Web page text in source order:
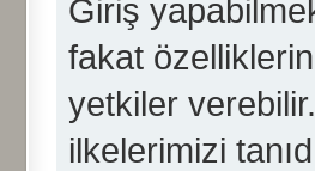
Giriş
fakat
yetkiler
ilkelerimizi